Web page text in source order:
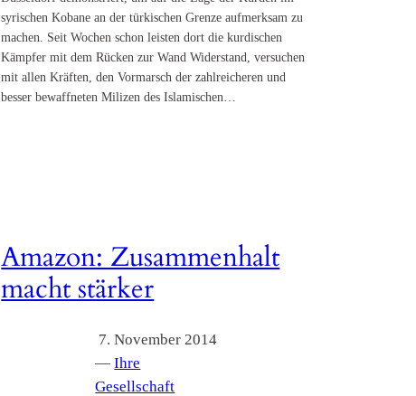
syrischen Kobane an der türkischen Grenze aufmerksam zu
machen. Seit Wochen schon leisten dort die kurdischen
Kämpfer mit dem Rücken zur Wand Widerstand, versuchen
mit allen Kräften, den Vormarsch der zahlreicheren und
besser bewaffneten Milizen des Islamischen…
Amazon: Zusammenhalt
macht stärker
7. November 2014
—Ihre
Gesellschaft